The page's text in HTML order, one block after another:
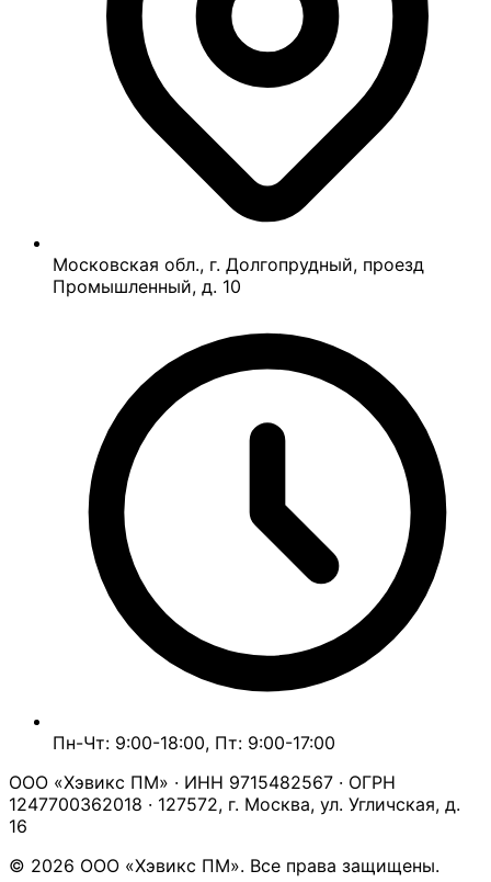
Московская обл., г. Долгопрудный, проезд
Промышленный, д. 10
Пн-Чт: 9:00-18:00, Пт: 9:00-17:00
ООО «Хэвикс ПМ» · ИНН 9715482567 · ОГРН
1247700362018 · 127572, г. Москва, ул. Угличская, д.
16
© 2026 ООО «Хэвикс ПМ». Все права защищены.